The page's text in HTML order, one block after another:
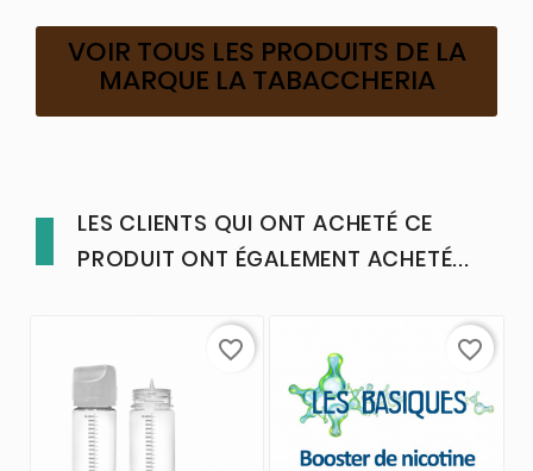
VOIR TOUS LES PRODUITS DE LA
MARQUE LA TABACCHERIA
LES CLIENTS QUI ONT ACHETÉ CE
PRODUIT ONT ÉGALEMENT ACHETÉ...
favorite_border favorite_border